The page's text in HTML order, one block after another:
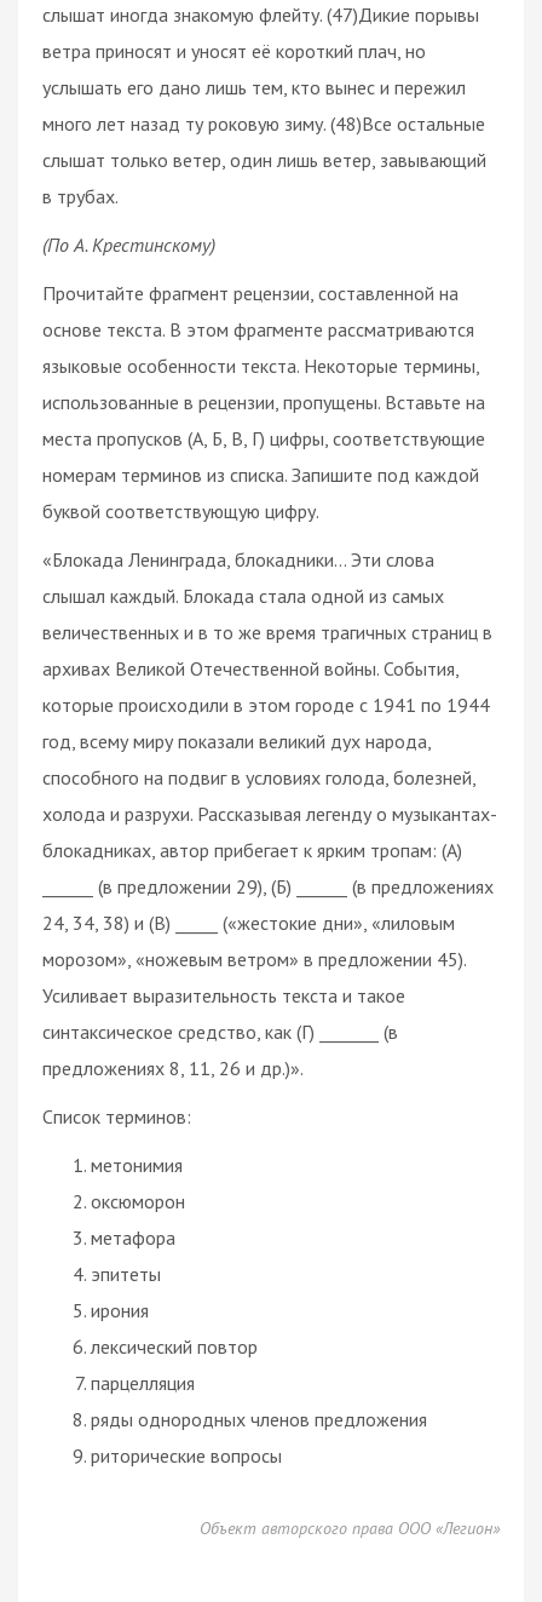
слышат иногда знакомую флейту. (47)Дикие порывы
ветра приносят и уносят её короткий плач, но
услышать его дано лишь тем, кто вынес и пережил
много лет назад ту роковую зиму. (48)Все остальные
слышат только ветер, один лишь ветер, завывающий
в трубах.
(По А. Крестинскому)
Прочитайте фрагмент рецензии, составленной на
основе текста. В этом фрагменте рассматриваются
языковые особенности текста. Некоторые термины,
использованные в рецензии, пропущены. Вставьте на
места пропусков (А, Б, В, Г) цифры, соответствующие
номерам терминов из списка. Запишите под каждой
буквой соответствующую цифру.
«Блокада Ленинграда, блокадники… Эти слова
слышал каждый. Блокада стала одной из самых
величественных и в то же время трагичных страниц в
архивах Великой Отечественной войны. События,
которые происходили в этом городе с 1941 по 1944
год, всему миру показали великий дух народа,
способного на подвиг в условиях голода, болезней,
холода и разрухи. Рассказывая легенду о музыкантах-
блокадниках, автор прибегает к ярким тропам: (А)
______ (в предложении 29), (Б) ______ (в предложениях
24, 34, 38) и (В) _____ («жестокие дни», «лиловым
морозом», «ножевым ветром» в предложении 45).
Усиливает выразительность текста и такое
синтаксическое средство, как (Г) _______ (в
предложениях 8, 11, 26 и др.)».
Список терминов:
метонимия
оксюморон
метафора
эпитеты
ирония
лексический повтор
парцелляция
ряды однородных членов предложения
риторические вопросы
Объект авторского права ООО «Легион»